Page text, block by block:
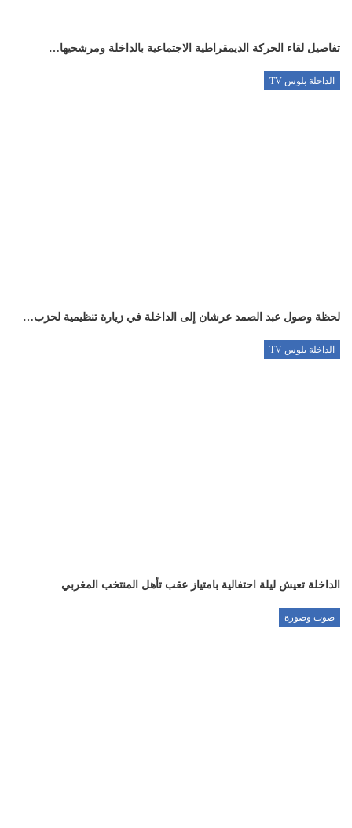
تفاصيل لقاء الحركة الديمقراطية الاجتماعية بالداخلة ومرشحيها…
الداخلة بلوس TV
لحظة وصول عبد الصمد عرشان إلى الداخلة في زيارة تنظيمية لحزب…
الداخلة بلوس TV
الداخلة تعيش ليلة احتفالية بامتياز عقب تأهل المنتخب المغربي
صوت وصورة